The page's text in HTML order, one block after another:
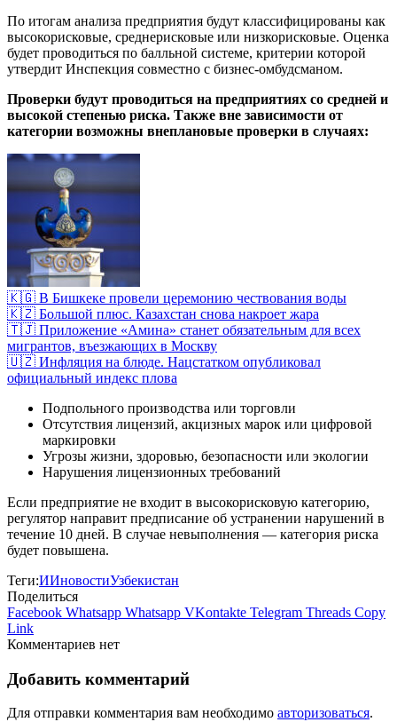
По итогам анализа предприятия будут классифицированы как
высокорисковые, среднерисковые или низкорисковые. Оценка
будет проводиться по балльной системе, критерии которой
утвердит Инспекция совместно с бизнес-омбудсманом.
Проверки будут проводиться на предприятиях со средней и
высокой степенью риска. Также вне зависимости от
категории возможны внеплановые проверки в случаях:
🇰🇬 В Бишкеке провели церемонию чествования воды
🇰🇿 Большой плюс. Казахстан снова накроет жара
🇹🇯 Приложение «Амина» станет обязательным для всех
мигрантов, въезжающих в Москву
🇺🇿 Инфляция на блюде. Нацстатком опубликовал
официальный индекс плова
Подпольного производства или торговли
Отсутствия лицензий, акцизных марок или цифровой
маркировки
Угрозы жизни, здоровью, безопасности или экологии
Нарушения лицензионных требований
Если предприятие не входит в высокорисковую категорию,
регулятор направит предписание об устранении нарушений в
течение 10 дней. В случае невыполнения — категория риска
будет повышена.
Теги:ИИновостиУзбекистан
Поделиться
Facebook Whatsapp Whatsapp VKontakte Telegram Threads Copy
Link
Комментариев нет
Добавить комментарий
Для отправки комментария вам необходимо авторизоваться.